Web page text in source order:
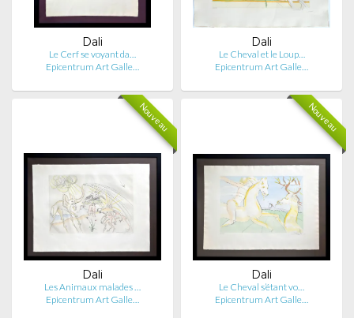
Dali
Le Cerf se voyant da…
Epicentrum Art Galle…
Dali
Le Cheval et le Loup…
Epicentrum Art Galle…
Nouveau
Dali
Les Animaux malades …
Epicentrum Art Galle…
Nouveau
Dali
Le Cheval s’étant vo…
Epicentrum Art Galle…